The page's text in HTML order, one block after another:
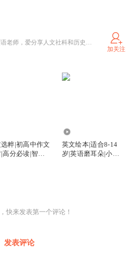
爱讲智慧小故事的英语老师，爱分享人文社科和历史知识。喜马拉雅A+平台认证主播，声音温暖治愈，喜欢烹饪，唱歌，旅游。
加关注
粹|初高中作文
高分必读|智慧
英文绘本|适合8-14
岁|英语磨耳朵|小故
快来发表第一个评论！
发表评论